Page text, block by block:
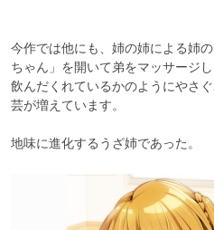
今作では他にも、姉の姉による姉
ちゃん」を開いて弟をマッサージ
飲んだくれているかのようにやさ
芸が増えています。
地味に進化するうざ姉であった。